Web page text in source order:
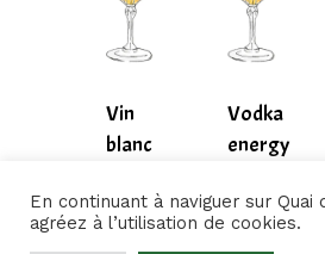
Vin
blanc
5,00€
5,00
Vodka
energy
7,00€
7,00€
En continuant à naviguer sur Quai
agréez à l’utilisation de cookies.